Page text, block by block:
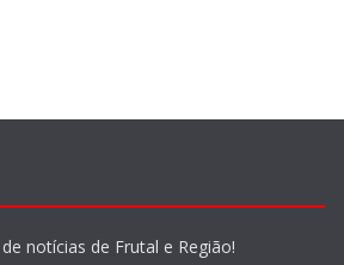
notícias de Frutal e Região!